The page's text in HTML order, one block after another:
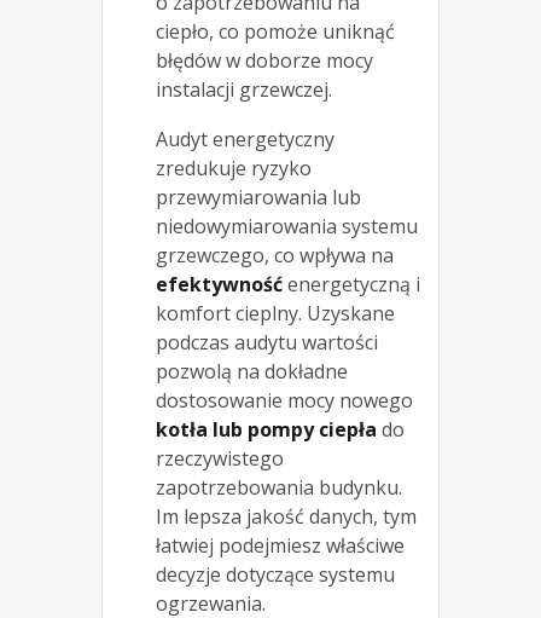
ciepło, co pomoże uniknąć
błędów w doborze mocy
instalacji grzewczej.
Audyt energetyczny
zredukuje ryzyko
przewymiarowania lub
niedowymiarowania systemu
grzewczego, co wpływa na
efektywnośćenergetyczną i
komfort cieplny. Uzyskane
podczas audytu wartości
pozwolą na dokładne
dostosowanie mocy nowego
kotła lub pompy ciepła do
rzeczywistego
zapotrzebowania budynku.
Im lepsza jakość danych, tym
łatwiej podejmiesz właściwe
decyzje dotyczące systemu
ogrzewania.